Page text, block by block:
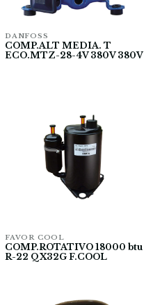
DANFOSS
COMP.ALT MEDIA. T
ECO.MTZ-28-4V 380V 380V
FAVOR COOL
COMP.ROTATIVO 18000 btu
R-22 QX32G F.COOL